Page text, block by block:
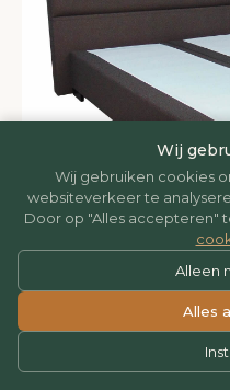
BOXSPRINGS
Wij
Wij gebruiken cookies
websiteverkeer te
Door op "Alles accepteren"
Alleen
Alles